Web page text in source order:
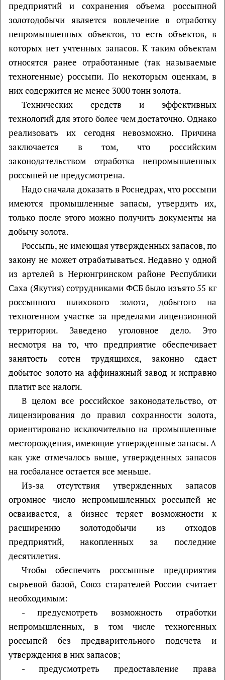
предприятий и сохранения объема россыпной
золотодобычи является вовлечение в отработку
непромышленных объектов, то есть объектов, в
которых нет учтенных запасов. К таким объектам
относятся ранее отработанные (так называемые
техногенные) россыпи. По некоторым оценкам, в
них содержится не менее 3000 тонн золота.
Технических средств и эффективных
технологий для этого более чем достаточно. Однако
реализовать их сегодня невозможно. Причина
заключается в том, что российским
законодательством отработка непромышленных
россыпей не предусмотрена.
Надо сначала доказать в Роснедрах, что россыпи
имеются промышленные запасы, утвердить их,
только после этого можно получить документы на
добычу золота.
Россыпь, не имеющая утвержденных запасов, по
закону не может отрабатываться. Недавно у одной
из артелей в Нерюнгринском районе Республики
Саха (Якутия) сотрудниками ФСБ было изъято 55 кг
россыпного шлихового золота, добытого на
техногенном участке за пределами лицензионной
территории. Заведено уголовное дело. Это
несмотря на то, что предприятие обеспечивает
занятость сотен трудящихся, законно сдает
добытое золото на аффинажный завод и исправно
платит все налоги.
В целом все российское законодательство, от
лицензирования до правил сохранности золота,
ориентировано исключительно на промышленные
месторождения, имеющие утвержденные запасы. А
как уже отмечалось выше, утвержденных запасов
на госбалансе остается все меньше.
Из-за отсутствия утвержденных запасов
огромное число непромышленных россыпей не
осваивается, а бизнес теряет возможности к
расширению золотодобычи из отходов
предприятий, накопленных за последние
десятилетия.
Чтобы обеспечить россыпные предприятия
сырьевой базой, Союз старателей России считает
необходимым:
- предусмотреть возможность отработки
непромышленных, в том числе техногенных
россыпей без предварительного подсчета и
утверждения в них запасов;
- предусмотреть предоставление права